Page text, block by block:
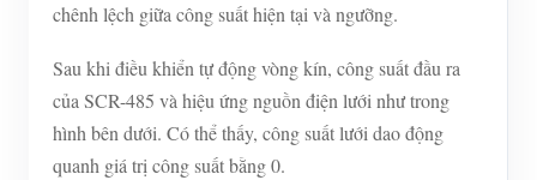
chênh lệch giữa công suất hiện tại và ngưỡng.
Sau khi điều khiển tự động vòng kín, công suất đầu ra
của SCR-485 và hiệu ứng nguồn điện lưới như trong
hình bên dưới. Có thể thấy, công suất lưới dao động
quanh giá trị công suất bằng 0.